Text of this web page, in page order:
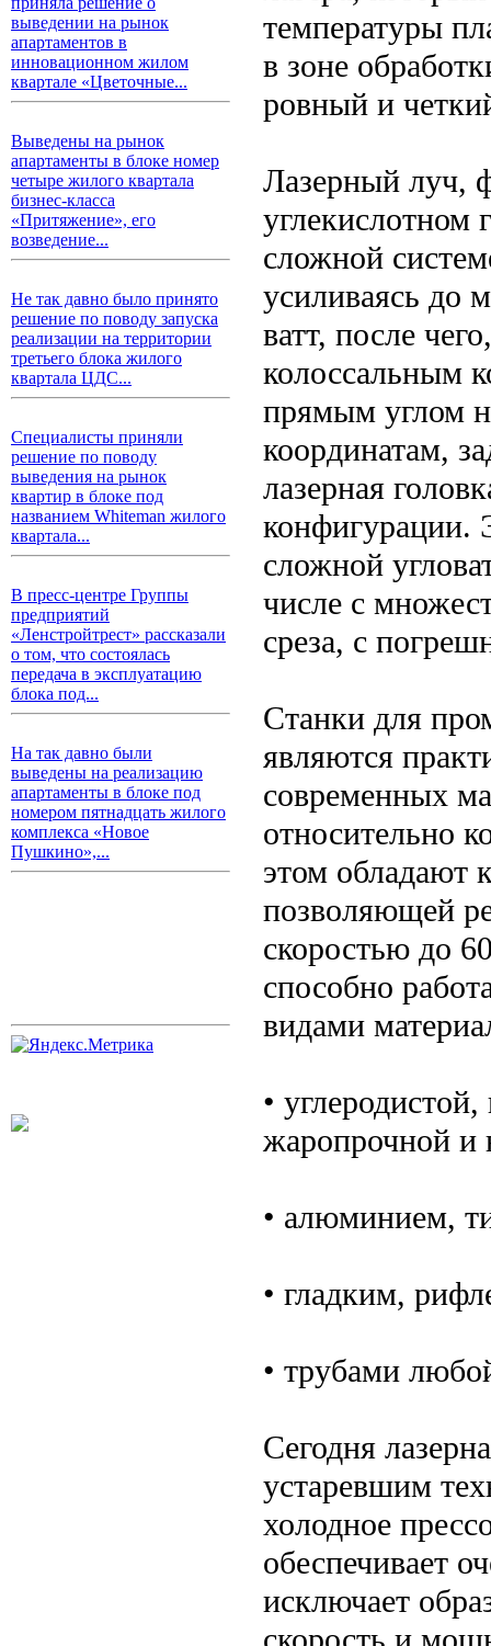
выведении на рынок
апартаментов в
инновационном жилом
квартале «Цветочные...
Выведены на рынок
апартаменты в блоке номер
четыре жилого квартала
бизнес-класса
«Притяжение», его
возведение...
Не так давно было принято
решение по поводу запуска
реализации на территории
третьего блока жилого
квартала ЦДС...
Специалисты приняли
решение по поводу
выведения на рынок
квартир в блоке под
названием Whiteman жилого
квартала...
В пресс-центре Группы
предприятий
«Ленстройтрест» рассказали
о том, что состоялась
передача в эксплуатацию
блока под...
На так давно были
выведены на реализацию
апартаменты в блоке под
номером пятнадцать жилого
комплекса «Новое
Пушкино»,...
температуры
в зоне
ровный и
Лазерный луч,
углекислотном
сложной
усиливаясь до
ватт, после
колоссальным
прямым углом
координатам,
лазерная
конфигурации.
сложной
числе с
среза, с
Станки для
являются
современных
относительно
этом обладают
позволяющей
скоростью до
способно
видами
•
жаропрочной и
• алюминием,
• гладким,
• трубами
Сегодня
устаревшим
холодное
обеспечивает
исключает